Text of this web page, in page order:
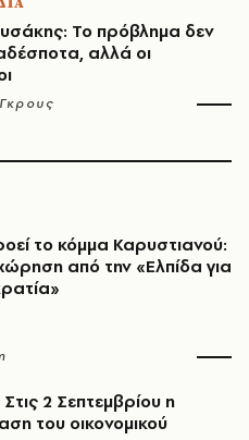
Το πρόβλημα δεν
αλλά οι
το κόμμα Καρυστιανού:
από την «Ελπίδα για
2 Σεπτεμβρίου η
του οικονομικού